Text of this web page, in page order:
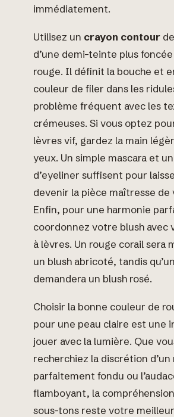
immédiatement.
Utilisez un crayon contour
d’une demi-teinte plus
rouge. Il définit la bouche et
couleur de filer dans les
problème fréquent avec les
crémeuses. Si vous optez
lèvres vif, gardez la main
yeux. Un simple mascara et
d’eyeliner suffisent pour
devenir la pièce maîtresse de
Enfin, pour une harmonie
coordonnez votre blush avec
à lèvres. Un rouge corail sera
un blush abricoté, tandis
demandera un blush rosé.
Choisir la bonne couleur de
pour une peau claire est une
jouer avec la lumière. Que
recherchiez la discrétion d’un
parfaitement fondu ou
flamboyant, la
sous-tons reste votre